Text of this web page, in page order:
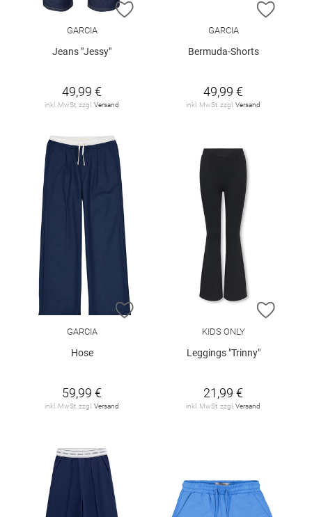
ZUR WUNSCHLISTE HINZUFÜGEN
GARCIA
Jeans "Jessy"
49,99 €
inkl. MwSt. zzgl. Versand
ZUR
GARCIA
Bermuda-Shorts
49,99 €
inkl. MwSt. zzgl. Versand
ZUR WUNSCHLISTE HINZUFÜGEN
GARCIA
Hose
59,99 €
inkl. MwSt. zzgl. Versand
ZUR
KIDS ONLY
Leggings "Trinny"
21,99 €
inkl. MwSt. zzgl. Versand